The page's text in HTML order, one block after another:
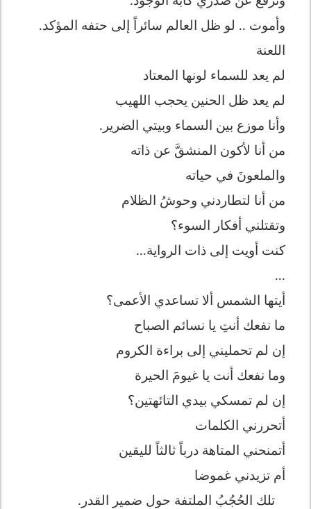
وأموت .. لو ظل العالم سائراً إلى حتفه المؤكد.
اللعنة
لم يعد للسماء لونها المعتاد
لم يعد ظل الحنين يحجب اللهيب
وأنا موزع بين السماء وبيتي الضرير.
من أنا لأكون المنشقَّ عن ذاته
والملعونَ في حياته
من أنا لتطاردني وحوشُ الظلام
وتقتلني أفكار السوء؟
كنت أويت إلى ذات الرواية...
...
أيتها الشمس ألا تساعدي الأعمى؟
ما نفعك أنتِ يا نسائم الصباح
إن لم تحمليني إلى براءة الكروم
وما نفعك أنت يا غيومَ الحيرة
إن لم تمسكي بيدي التائهتين؟
أتحررني الكلمات
أتمنحني المتاهة درباً ثالثاً لليقين
أم تزيدني غموضا
تلك الحُجُبُ الملتفة حول ضمير القدر.